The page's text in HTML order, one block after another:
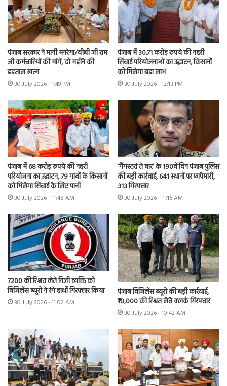
पंजाब सरकार ने मानी मनरेगा/वीबी जी राम
जी कर्मचारियों की मांगें, दो महीने की
हड़ताल खत्म
30 July 2026 - 1:49 PM
पंजाब में 30.71 करोड़ रुपये की नहरी
सिंचाई परियोजनाओं का उद्घाटन, किसानों
को मिलेगा बड़ा लाभ
30 July 2026 - 12:13 PM
पंजाब में 68 करोड़ रुपये की नहरी
परियोजना का उद्घाटन, 79 गांवों के किसानों
को मिलेगा सिंचाई के लिए पानी
30 July 2026 - 11:48 AM
‘गैंगस्टरां ते वार’ के 190वें दिन पंजाब पुलिस
की बड़ी कार्रवाई, 641 स्थानों पर छापेमारी,
313 गिरफ्तार
30 July 2026 - 11:16 AM
7200 की रिश्वत लेते निजी व्यक्ति को
विजिलेंस ब्यूरो ने रंगे हाथों गिरफ्तार किया
30 July 2026 - 11:02 AM
पंजाब विजिलेंस ब्यूरो की बड़ी कार्रवाई,
₹10,000 की रिश्वत लेते क्लर्क गिरफ्तार
30 July 2026 - 10:42 AM